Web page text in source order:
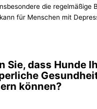
die regelmäßige
für Menschen mit
Sie, dass Hunde
können?